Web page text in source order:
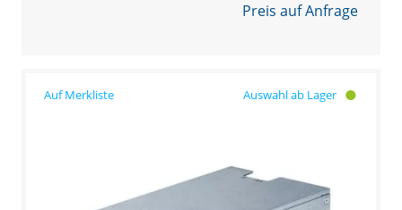
Preis auf Anfrage
Auswahl ab Lager